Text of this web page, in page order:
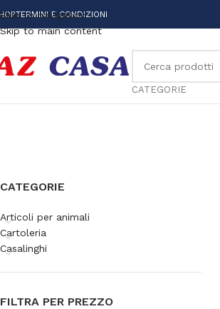
Skip to navigation
Skip to main content
TERMINI E CONDIZIONI
CATEGORIE
CATEGORIE
Articoli per animali
Cartoleria
Casalinghi
FILTRA PER PREZZO